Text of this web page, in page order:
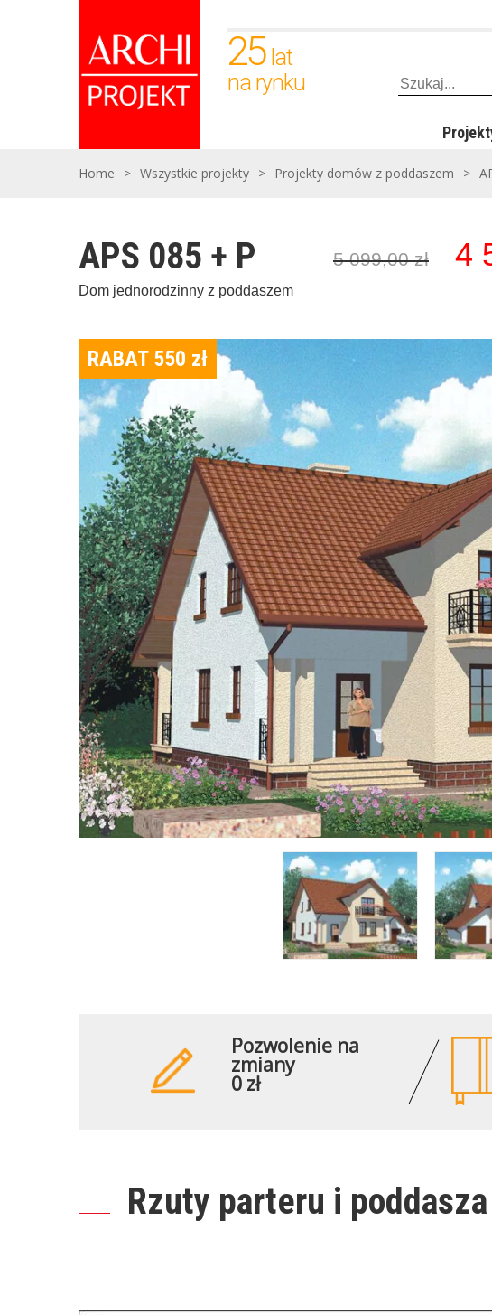
25 lat
na rynku
Home > Wszystkie projekty > Projekty domów z poddaszem >
APS 085 + P 5 099,00zł
cena
4
Dom jednorodzinny z poddaszem
RABAT 550 zł
Pozwolenie na
zmiany
0 zł
Rzuty parteru i poddasza